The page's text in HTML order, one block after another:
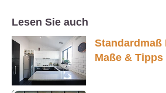
Lesen Sie auch
Maße & Tipps